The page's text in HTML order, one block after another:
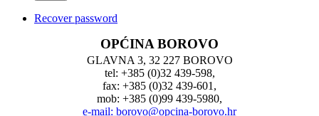
Recover password
OPĆINA BOROVO
GLAVNA 3, 32 227 BOROVO
tel: +385 (0)32 439-598,
fax: +385 (0)32 439-601,
mob: +385 (0)99 439-5980,
e-mail: borovo@opcina-borovo.hr